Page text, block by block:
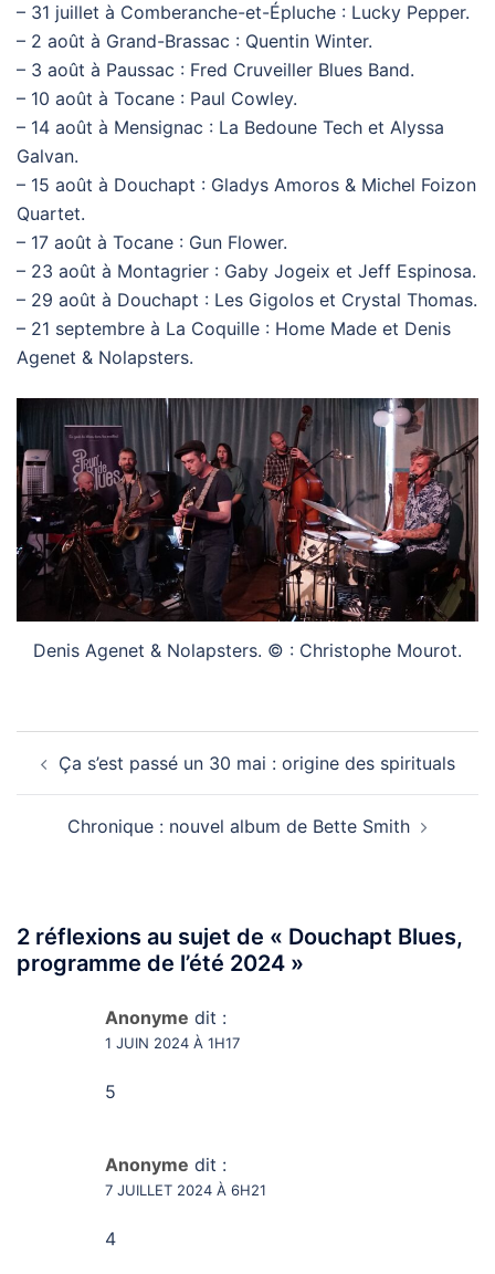
– 31 juillet à Comberanche-et-Épluche : Lucky Pepper.
– 2 août à Grand-Brassac : Quentin Winter.
– 3 août à Paussac : Fred Cruveiller Blues Band.
– 10 août à Tocane : Paul Cowley.
– 14 août à Mensignac : La Bedoune Tech et Alyssa
Galvan.
– 15 août à Douchapt : Gladys Amoros & Michel Foizon
Quartet.
– 17 août à Tocane : Gun Flower.
– 23 août à Montagrier : Gaby Jogeix et Jeff Espinosa.
– 29 août à Douchapt : Les Gigolos et Crystal Thomas.
– 21 septembre à La Coquille : Home Made et Denis
Agenet & Nolapsters.
Denis Agenet & Nolapsters. © : Christophe Mourot.
d’article
Ça s’est passé un 30 mai : origine des spirituals
Chronique : nouvel album de Bette Smith
2 réflexions au sujet de « Douchapt Blues,
programme de l’été 2024 »
Anonyme dit :
1 JUIN 2024 À 1H17
5
Anonyme dit :
7 JUILLET 2024 À 6H21
4